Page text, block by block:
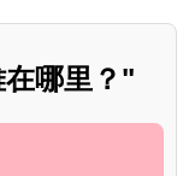
哪里？"